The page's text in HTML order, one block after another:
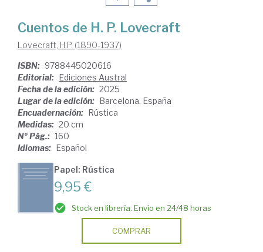
Cuentos de H. P. Lovecraft
Lovecraft, H.P. (1890-1937)
ISBN: 9788445020616
Editorial: Ediciones Austral
Fecha de la edición: 2025
Lugar de la edición: Barcelona. España
Encuadernación: Rústica
Medidas: 20 cm
Nº Pág.: 160
Idiomas: Español
Papel: Rústica
9,95 €
Stock en librería. Envío en 24/48 horas
COMPRAR